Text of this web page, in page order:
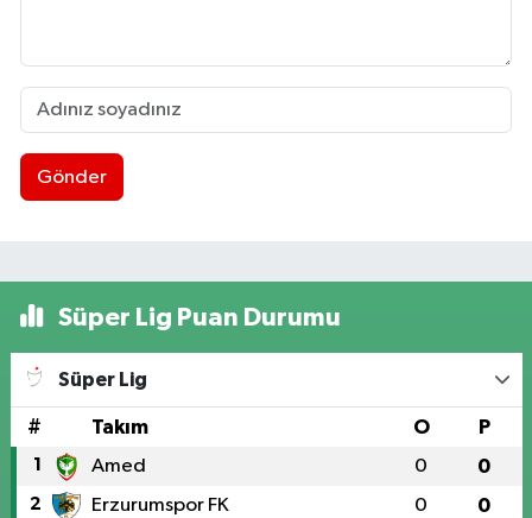
Gönder
Süper Lig Puan Durumu
Süper Lig
# Takım O P
1 Amed 0 0
2 Erzurumspor FK 0 0